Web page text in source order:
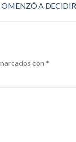
A DECIDIR
con *